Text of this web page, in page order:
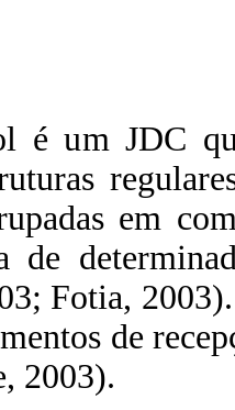
um JDC
em
de
Fotia,
de
2003).